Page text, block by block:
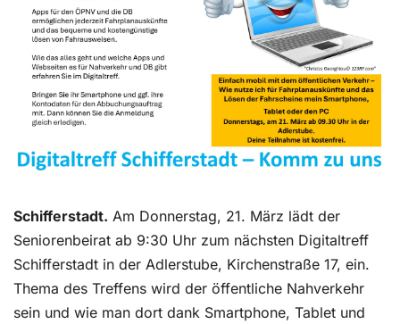
Schifferstadt. Am Donnerstag, 21. März lädt der
Seniorenbeirat ab 9:30 Uhr zum nächsten Digitaltreff
Schifferstadt in der Adlerstube, Kirchenstraße 17, ein.
Thema des Treffens wird der öffentliche Nahverkehr
sein und wie man dort dank Smartphone, Tablet und